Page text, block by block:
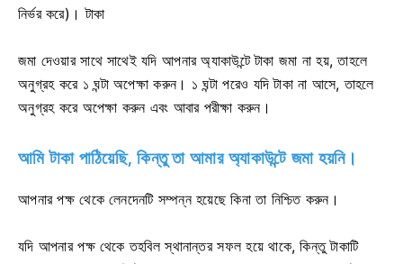
নির্ভর করে)। টাকা
জমা দেওয়ার সাথে সাথেই যদি আপনার অ্যাকাউন্টে টাকা জমা না হয়, তাহলে
অনুগ্রহ করে ১ ঘন্টা অপেক্ষা করুন। ১ ঘন্টা পরেও যদি টাকা না আসে, তাহলে
অনুগ্রহ করে অপেক্ষা করুন এবং আবার পরীক্ষা করুন।
আমি টাকা পাঠিয়েছি, কিন্তু তা আমার অ্যাকাউন্টে জমা হয়নি।
আপনার পক্ষ থেকে লেনদেনটি সম্পন্ন হয়েছে কিনা তা নিশ্চিত করুন।
যদি আপনার পক্ষ থেকে তহবিল স্থানান্তর সফল হয়ে থাকে, কিন্তু টাকাটি